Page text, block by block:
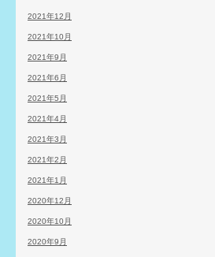
2021年12月
2021年10月
2021年9月
2021年6月
2021年5月
2021年4月
2021年3月
2021年2月
2021年1月
2020年12月
2020年10月
2020年9月